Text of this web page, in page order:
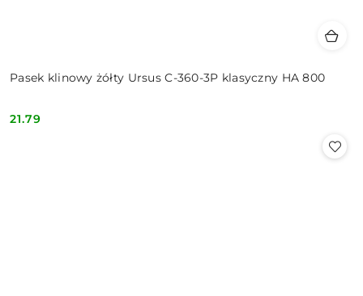
Pasek klinowy żółty Ursus C-360-3P klasyczny HA 800
Cena:
21.79